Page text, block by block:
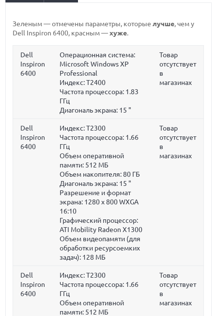
Зеленым— отмечены параметры, которыелучше, чем у
Dell Inspiron 6400, красным—хуже.
Dell
Inspiron
6400
Операционная система:
Microsoft Windows XP
Professional
Индекс: T2400
Частота процессора: 1.83
ГГц
Диагональ экрана: 15 "
Товар
отсутствует
в
магазинах
Dell
Inspiron
6400
Индекс: T2300
Частота процессора: 1.66
ГГц
Объем оперативной
памяти: 512 МБ
Объем накопителя:80 ГБ
Диагональ экрана: 15 "
Разрешение и формат
экрана: 1280 x 800 WXGA
16:10
Графический процессор:
ATI Mobility Radeon X1300
Объем видеопамяти (для
обработки ресурсоемких
задач): 128 МБ
Товар
отсутствует
в
магазинах
Dell
Inspiron
6400
Индекс: T2300
Частота процессора: 1.66
ГГц
Объем оперативной
памяти: 512 МБ
Товар
отсутствует
в
магазинах